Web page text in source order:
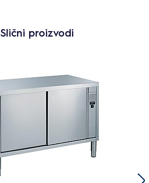
Slični proizvodi